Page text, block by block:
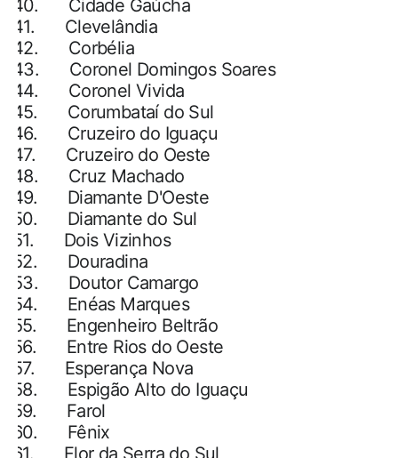
40.
Cidade Gaúcha
41.
Clevelândia
42.
Corbélia
43.
Coronel Domingos Soares
44.
Coronel Vivida
45.
Corumbataí do Sul
46.
Cruzeiro do Iguaçu
47.
Cruzeiro do Oeste
48.
Cruz Machado
49.
Diamante D'Oeste
50.
Diamante do Sul
51.
Dois Vizinhos
52.
Douradina
53.
Doutor Camargo
54.
Enéas Marques
55.
Engenheiro Beltrão
56.
Entre Rios do Oeste
57.
Esperança Nova
58.
Espigão Alto do Iguaçu
59.
Farol
60.
Fênix
61.
Flor da Serra do Sul